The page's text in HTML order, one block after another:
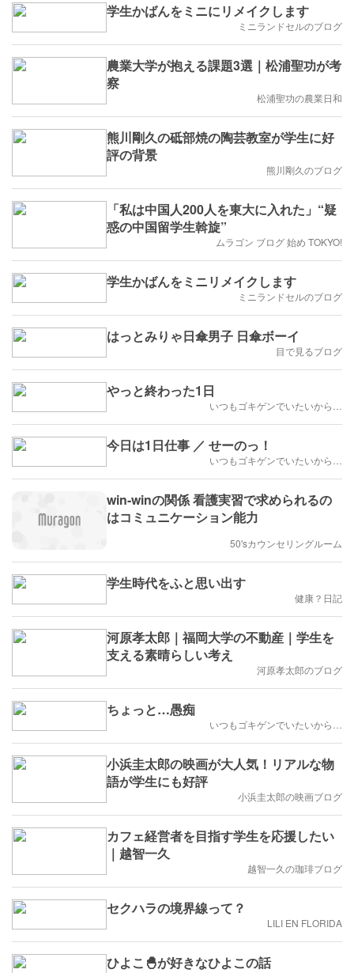
学生かばんをミニにリメイクします
ミニランドセルのブログ
農業大学が抱える課題3選｜松浦聖功が考
察
松浦聖功の農業日和
熊川剛久の砥部焼の陶芸教室が学生に好
評の背景
熊川剛久のブログ
「私は中国人200人を東大に入れた」“疑
惑の中国留学生斡旋”
ムラゴン ブログ 始め TOKYO!
学生かばんをミニリメイクします
ミニランドセルのブログ
はっとみりゃ日傘男子 日傘ボーイ
目で見るブログ
やっと終わった1日
いつもゴキゲンでいたいから…
今日は1日仕事 ／ せーのっ！
いつもゴキゲンでいたいから…
win-winの関係 看護実習で求められるの
はコミュニケーション能力
50'sカウンセリングルーム
学生時代をふと思い出す
健康？日記
河原孝太郎｜福岡大学の不動産｜学生を
支える素晴らしい考え
河原孝太郎のブログ
ちょっと…愚痴
いつもゴキゲンでいたいから…
小浜圭太郎の映画が大人気！リアルな物
語が学生にも好評
小浜圭太郎の映画ブログ
カフェ経営者を目指す学生を応援したい
｜越智一久
越智一久の珈琲ブログ
セクハラの境界線って？
LILI EN FLORIDA
ひよこ🐣が好きなひよこの話